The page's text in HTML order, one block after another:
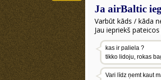
Ja airBaltic
Varbūt kāds / kāda
Jau iepriekš
kas ir paliela ?
tikko lidoju, rokas
Vari līdz ņemt kaut